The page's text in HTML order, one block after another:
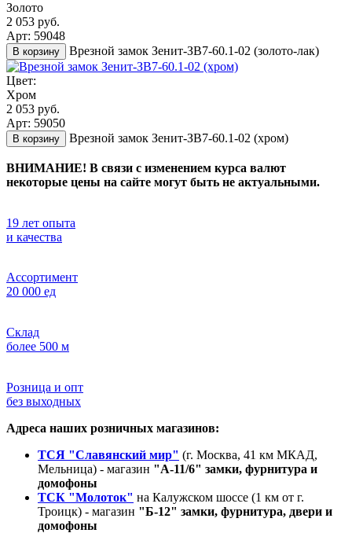
Золото
2 053 руб.
Арт: 59048
В корзину Врезной замок Зенит-ЗВ7-60.1-02 (золото-лак)
Цвет:
Хром
2 053 руб.
Арт: 59050
В корзину Врезной замок Зенит-ЗВ7-60.1-02 (хром)
ВНИМАНИЕ! В связи с изменением курса валют
некоторые цены на сайте могут быть не актуальными.
19 лет опыта
и качества
Ассортимент
20 000 ед
Склад
более 500 м
Розница и опт
без выходных
Адреса наших розничных магазинов:
ТСЯ "Славянский мир" (г. Москва, 41 км МКАД,
Мельница) - магазин "А-11/6" замки, фурнитура и
домофоны
ТСК "Молоток" на Калужском шоссе (1 км от г.
Троицк) - магазин "Б-12" замки, фурнитура, двери и
домофоны